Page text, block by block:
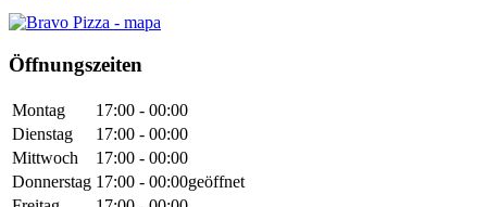
Öffnungszeiten
Montag
17:00 - 00:00
Dienstag
17:00 - 00:00
Mittwoch
17:00 - 00:00
Donnerstag 17:00 - 00:00geöffnet